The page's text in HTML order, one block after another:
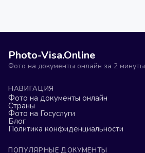
Photo-Visa.Online
Фото на документы онлайн за 2 минуты
НАВИГАЦИЯ
Фото на документы онлайн
Страны
Фото на Госуслуги
Блог
Политика конфиденциальности
ПОПУЛЯРНЫЕ ДОКУМЕНТЫ